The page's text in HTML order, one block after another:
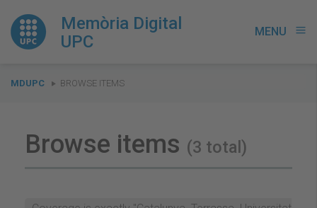
Memòria Digital
UPC
MENU menu
You
MDUPC BROWSE ITEMS
Browse items (3 total)